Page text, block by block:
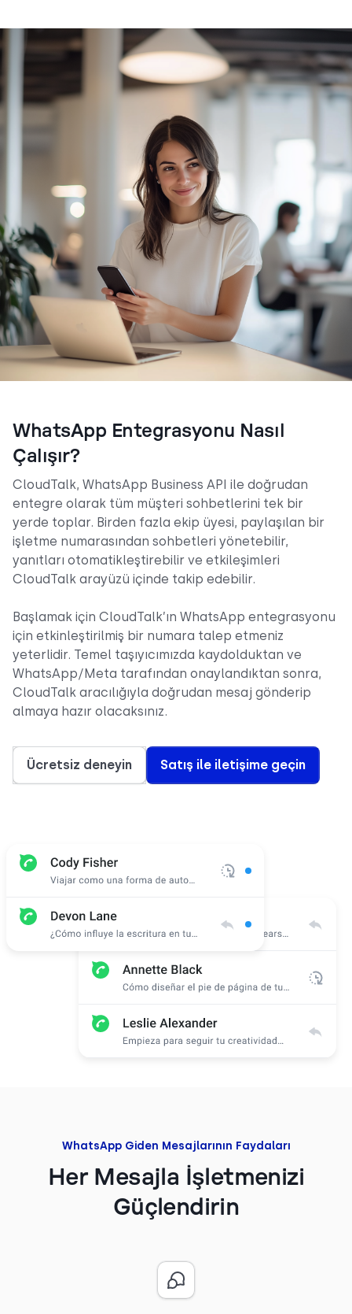
WhatsApp Entegrasyonu Nasıl
Çalışır?
CloudTalk, WhatsApp Business API ile doğrudan
entegre olarak tüm müşteri sohbetlerini tek bir
yerde toplar. Birden fazla ekip üyesi, paylaşılan bir
işletme numarasından sohbetleri yönetebilir,
yanıtları otomatikleştirebilir ve etkileşimleri
CloudTalk arayüzü içinde takip edebilir.
Başlamak için CloudTalk’ın WhatsApp entegrasyonu
için etkinleştirilmiş bir numara talep etmeniz
yeterlidir. Temel taşıyıcımızda kaydolduktan ve
WhatsApp/Meta tarafından onaylandıktan sonra,
CloudTalk aracılığıyla doğrudan mesaj gönderip
almaya hazır olacaksınız.
Ücretsiz deneyin Satış ile iletişime geçin
WhatsApp Giden Mesajlarının Faydaları
Her Mesajla İşletmenizi
Güçlendirin